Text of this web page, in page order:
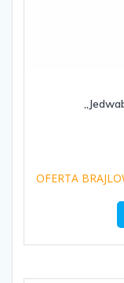
OFERTA